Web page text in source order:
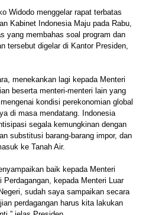
Widodo menggelar rapat terbatas
Kabinet Indonesia Maju pada Rabu,
yang membahas soal program dan
tersebut digelar di Kantor Presiden,
menekankan lagi kepada Menteri
beserta menteri-menteri lain yang
kondisi perekonomian global
di masa mendatang. Indonesia
segala kemungkinan dengan
substitusi barang-barang impor, dan
ke Tanah Air.
baik kepada Menteri
Perdagangan, kepada Menteri Luar
sudah saya sampaikan secara
perdagangan harus kita lakukan